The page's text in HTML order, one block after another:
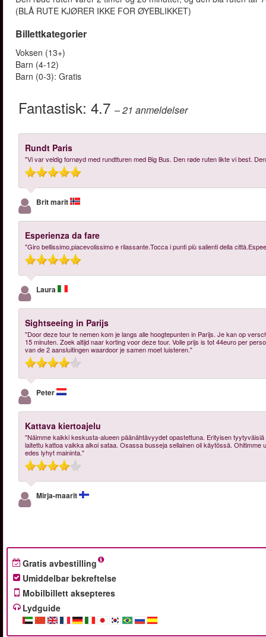
(BLÅ RUTE KJØRER IKKE FOR ØYEBLIKKET)
Billettkategorier
Voksen (13+)
Barn (4-12)
Barn (0-3): Gratis
Fantastisk: 4.7 – 21 anmeldelser
Rundt Paris
"Vi var veldig fornøyd med rundtturen med Big Bus. Den røde ruten likte vi best.
Brit marit
Esperienza da fare
"Giro bellissimo,piacevolissimo e rilassante.Tocca i punti più salienti della
Laura
Sightseeing in Parijs
"Door deze tour te nemen kom je langs alle hoogtepunten in Parijs. Je kan op
15 minuten. Zoek altijd naar korting voor deze tour. Volle prijs is tot 44euro per
van de 2 aansluitingen waardoor je samen moet luisteren."
Peter
Kattava kiertoajelu
"Näimme kaikki keskusta-alueen päänähtävyydet opastettuna. Erityisen
laitettu kattoa vaikka alkoi sataa. Osassa busseja sellainen oli käytössä.
edes lyhyt maininta."
Mirja-maarit
Gratis avbestilling
Umiddelbar bekreftelse
Mobilbillett aksepteres
Lydguide